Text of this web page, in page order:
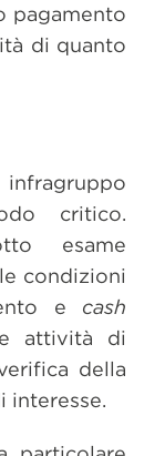
pagamento
di quanto
critico.
esame
condizioni
e cash
attività di
della
interesse.